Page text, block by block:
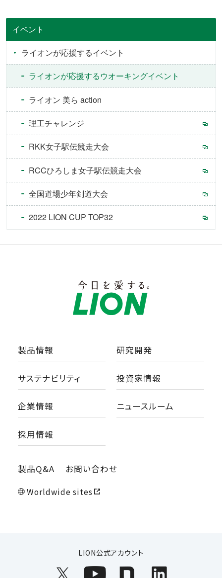
イベント
ライオンが応援するイベント
ライオンが応援するウオーキングイベント
ライオン 美ら action
理工チャレンジ
RKK女子駅伝競走大会
RCCひろしま女子駅伝競走大会
全国道場少年剣道大会
2022 LION CUP TOP32
製品情報 研究開発
サステナビリティ 投資家情報
企業情報 ニュースルーム
採用情報
製品Q&A お問い合わせ
Worldwide sites
LION公式アカウント